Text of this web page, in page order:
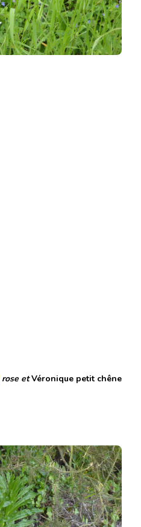
rose etVéronique petit chêne